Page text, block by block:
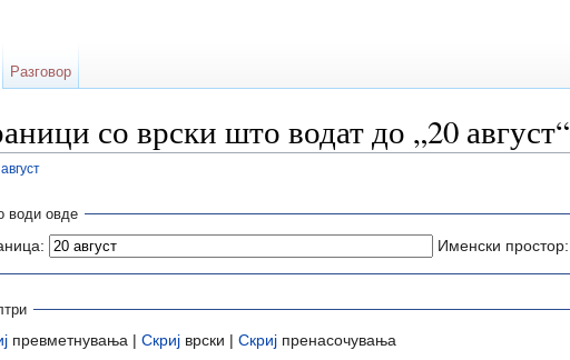
со врски што водат до „20 август“
води овде
Именски простор:
превметнувања | Скриј врски | Скриј пренасочувања
Разговор